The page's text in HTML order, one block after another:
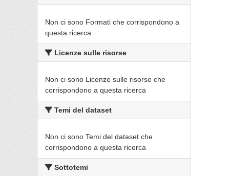
Non ci sono Formati che corrispondono a
questa ricerca
Licenze sulle risorse
Non ci sono Licenze sulle risorse che
corrispondono a questa ricerca
Temi del dataset
Non ci sono Temi del dataset che
corrispondono a questa ricerca
Sottotemi